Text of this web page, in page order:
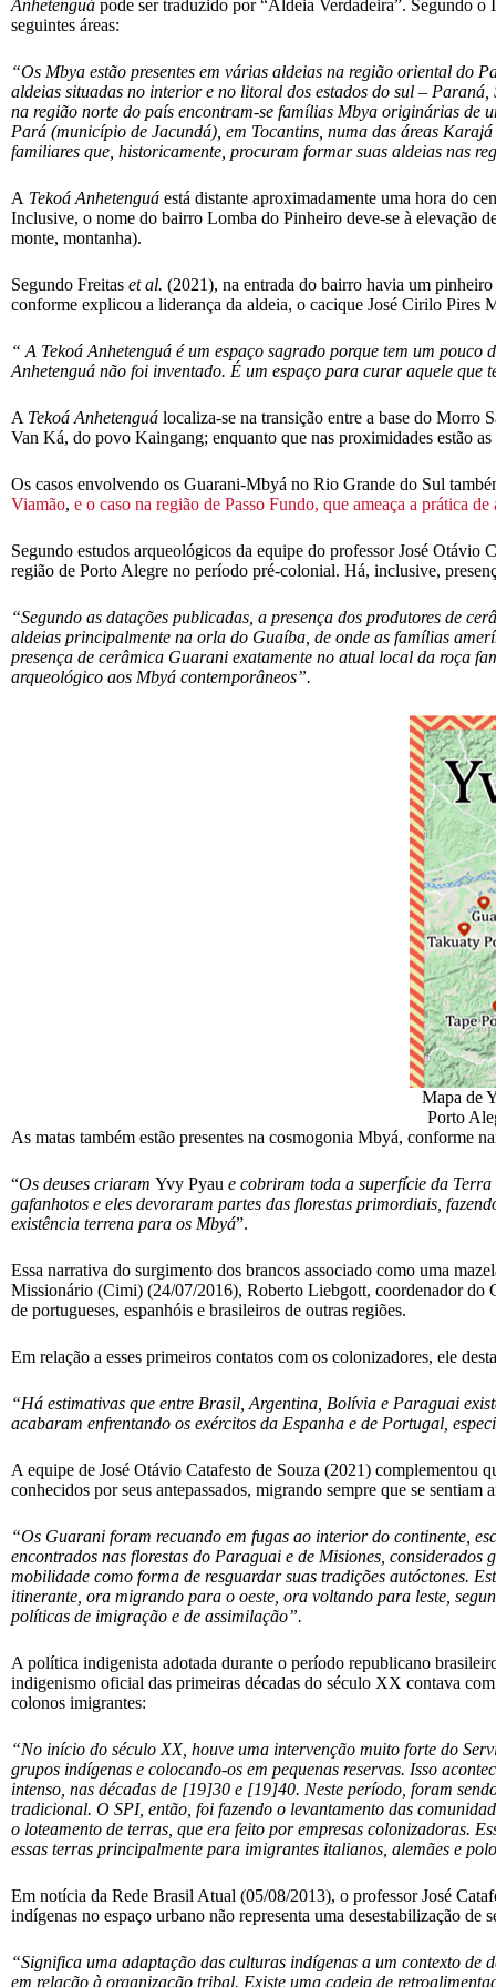
Anhetenguá pode ser traduzido por “Aldeia Verdadeira”. Segundo
seguintes áreas:
“Os Mbya estão presentes em várias aldeias na região oriental do
aldeias situadas no interior e no litoral dos estados do sul –
na região norte do país encontram-se famílias Mbya originárias de
Pará (município de Jacundá), em Tocantins, numa das áreas
familiares que, historicamente, procuram formar suas aldeias nas
A Tekoá Anhetenguá está distante aproximadamente uma hora do
Inclusive, o nome do bairro Lomba do Pinheiro deve-se à elevação
monte, montanha).
Segundo Freitas et al. (2021), na entrada do bairro havia um
conforme explicou a liderança da aldeia, o cacique José Cirilo
“ A Tekoá Anhetenguá é um espaço sagrado porque tem um
Anhetenguá não foi inventado. É um espaço para curar aquele que
A Tekoá Anhetenguá localiza-se na transição entre a base do Morro
Van Ká, do povo Kaingang; enquanto que nas proximidades estão
Os casos envolvendo os Guarani-Mbyá no Rio Grande do Sul
Viamão, e o caso na região de Passo Fundo, que ameaça a prática
Segundo estudos arqueológicos da equipe do professor José
região de Porto Alegre no período pré-colonial. Há, inclusive,
“Segundo as datações publicadas, a presença dos produtores de
aldeias principalmente na orla do Guaíba, de onde as famílias
presença de cerâmica Guarani exatamente no atual local da roça
arqueológico aos Mbyá contemporâneos”.
Mapa de
Porto
As matas também estão presentes na cosmogonia Mbyá, conforme
“Os deuses criaram Yvy Pyau e cobriram toda a superfície da Terra
gafanhotos e eles devoraram partes das florestas primordiais,
existência terrena para os Mbyá”.
Essa narrativa do surgimento dos brancos associado como uma
Missionário (Cimi) (24/07/2016), Roberto Liebgott, coordenador do
de portugueses, espanhóis e brasileiros de outras regiões.
Em relação a esses primeiros contatos com os colonizadores, ele
“Há estimativas que entre Brasil, Argentina, Bolívia e Paraguai
acabaram enfrentando os exércitos da Espanha e de Portugal,
A equipe de José Otávio Catafesto de Souza (2021) complementou
conhecidos por seus antepassados, migrando sempre que se sentiam
“Os Guarani foram recuando em fugas ao interior do continente,
encontrados nas florestas do Paraguai e de Misiones,
mobilidade como forma de resguardar suas tradições autóctones.
itinerante, ora migrando para o oeste, ora voltando para leste,
políticas de imigração e de assimilação”.
A política indigenista adotada durante o período republicano
indigenismo oficial das primeiras décadas do século XX contava
colonos imigrantes:
“No início do século XX, houve uma intervenção muito forte do
grupos indígenas e colocando-os em pequenas reservas. Isso
intenso, nas décadas de [19]30 e [19]40. Neste período, foram
tradicional. O SPI, então, foi fazendo o levantamento das
o loteamento de terras, que era feito por empresas colonizadoras.
essas terras principalmente para imigrantes italianos, alemães e
Em notícia da Rede Brasil Atual (05/08/2013), o professor José
indígenas no espaço urbano não representa uma desestabilização de
“Significa uma adaptação das culturas indígenas a um contexto
em relação à organização tribal. Existe uma cadeia de